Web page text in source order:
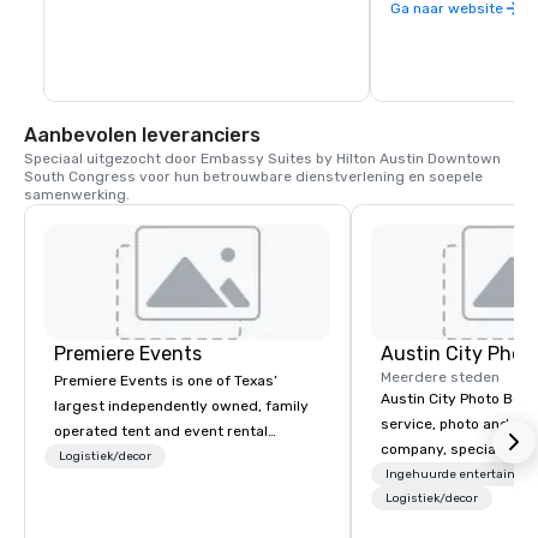
indirecte banen in
tweede plaats voor
Ga naar website
Aanbevolen leveranciers
Speciaal uitgezocht door Embassy Suites by Hilton Austin Downtown
South Congress voor hun betrouwbare dienstverlening en soepele
samenwerking.
Premiere Events
Premiere Events is one of Texas’
largest independently owned, family
operated tent and event rental
companies. With 4 ideally located
Logistiek/decor
Austin City
Meerdere steden
Austin City Photo
service, photo and
company, specializing
of all occasions
festivals, brand
Ingehuurde
Logistiek/decor